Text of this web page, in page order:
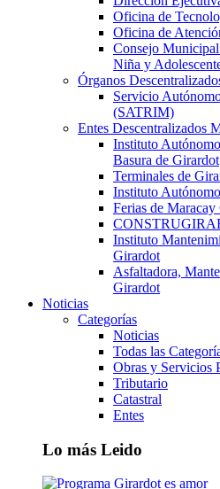
Oficina de
Oficina de
Consejo
Niña y
Órganos
Servicio
(SATRIM)
Entes Descentralizados
Instituto
Basura de Girardot
Terminales de
Instituto
Ferias de Maracay
Instituto
Girardot
Asfaltadora,
Girardot
Noticias
Categorías
Noticias
Todas las
Obras y Servicios
Tributario
Catastral
Entes
Lo más Leido